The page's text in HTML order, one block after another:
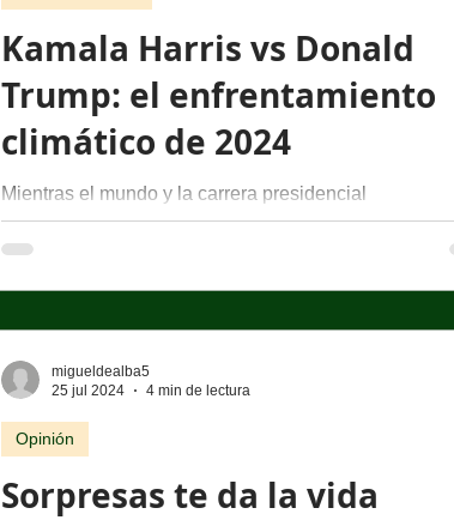
Kamala Harris vs Donald
Trump: el enfrentamiento
climático de 2024
Mientras el mundo y la carrera presidencial
estadounidense de 2024 se calientan ¿qué podemos
esperar del duelo entre Donald Trump y...
Sorpresas te da la vida
Opinión
migueldealba5
25 jul 2024
4 min de lectura